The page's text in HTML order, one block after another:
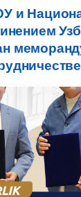
и
обращения по
появятся
1. Документы (бакалавр) (5)
3. Собеседование (бакалавр) (8)
4. Собеседование (магистр) (5)